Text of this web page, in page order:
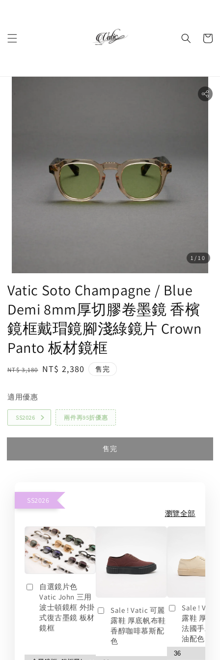
1 /10
Vatic Soto Champagne / Blue
Demi 8mm厚切膠卷墨鏡 香檳
鏡框戴瑁鏡腳淺綠鏡片 Crown
Panto 板材鏡框
Regular
NT$ 3,180 Sale
NT$ 2,380 售完
適用優惠
SS2026 兩件再95折優惠
售完
SS2026
瀏覽全部
自選鏡片色
Vatic John 三用
波士頓鏡框 外掛
式復古墨鏡 板材
鏡框
Sale ! Vatic 可麗
露鞋 厚底帆布鞋
香醇咖啡慕斯配
色
Sale !
露鞋 厚底
法國手工
油配色